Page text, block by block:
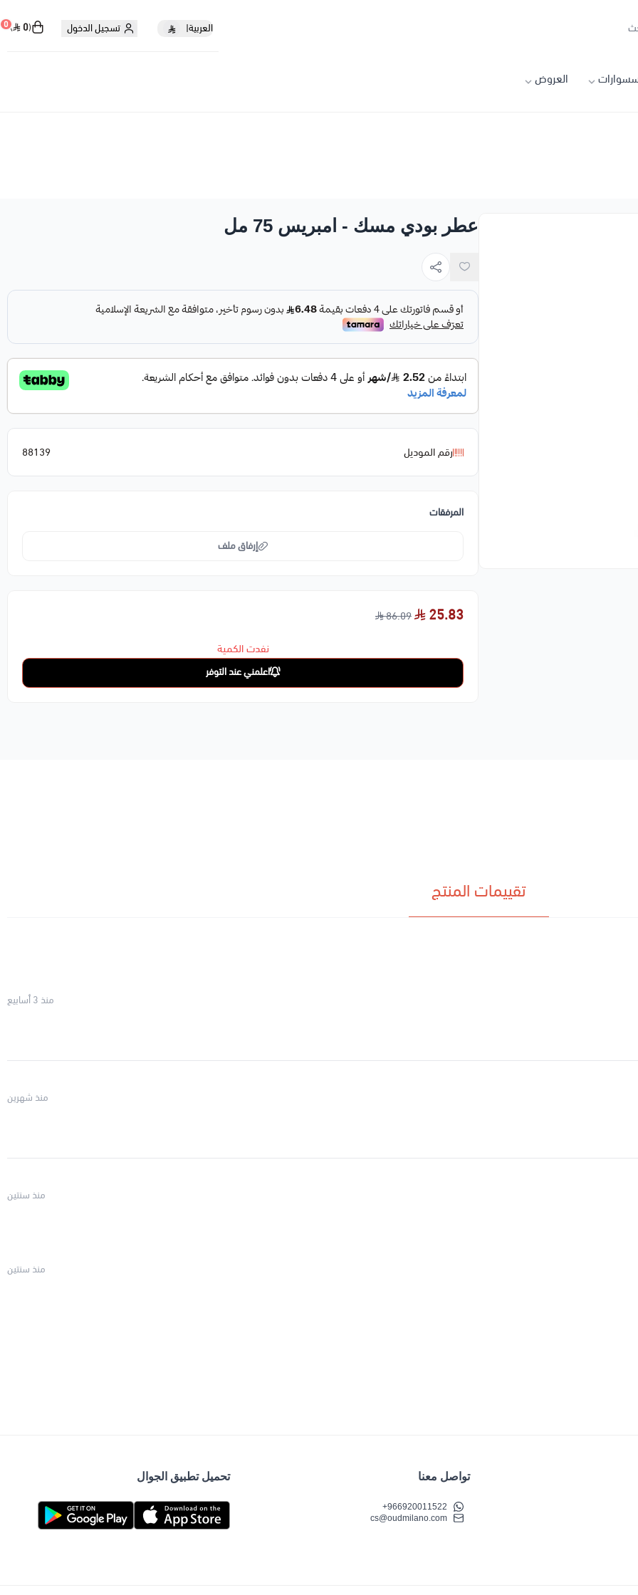
العروض
العربية| تسجيل الدخول 0 0
عطر بودي مسك - امبريس 75 مل
رقم الموديل 88139
المرفقات
إرفاق ملف
25.83
86.09
نفدت الكمية
اعلمني عند التوفر
تقييمات المنتج
منذ 3 أسابيع
منذ شهرين
منذ سنتين
منذ سنتين
تواصل معنا
+966920011522
cs@oudmilano.com
تحميل تطبيق الجوال